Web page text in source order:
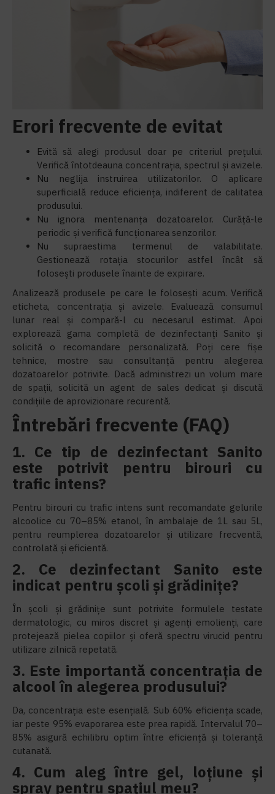
Erori frecvente de evitat
Evită să alegi produsul doar pe criteriul prețului.
Verifică întotdeauna concentrația, spectrul și avizele.
Nu neglija instruirea utilizatorilor. O aplicare
superficială reduce eficiența, indiferent de calitatea
produsului.
Nu ignora mentenanța dozatoarelor. Curăță-le
periodic și verifică funcționarea senzorilor.
Nu supraestima termenul de valabilitate.
Gestionează rotația stocurilor astfel încât să
folosești produsele înainte de expirare.
Analizează produsele pe care le folosești acum. Verifică
eticheta, concentrația și avizele. Evaluează consumul
lunar real și compară-l cu necesarul estimat. Apoi
explorează gama completă de dezinfectanți Sanito și
solicită o recomandare personalizată. Poți cere fișe
tehnice, mostre sau consultanță pentru alegerea
dozatoarelor potrivite. Dacă administrezi un volum mare
de spații, solicită un agent de sales dedicat și discută
condițiile de aprovizionare recurentă.
Întrebări frecvente (FAQ)
1. Ce tip de dezinfectant Sanito
este potrivit pentru birouri cu
trafic intens?
Pentru birouri cu trafic intens sunt recomandate gelurile
alcoolice cu 70–85% etanol, în ambalaje de 1L sau 5L,
pentru reumplerea dozatoarelor și utilizare frecventă,
controlată și eficientă.
2. Ce dezinfectant Sanito este
indicat pentru școli și grădinițe?
În școli și grădinițe sunt potrivite formulele testate
dermatologic, cu miros discret și agenți emolienți, care
protejează pielea copiilor și oferă spectru virucid pentru
utilizare zilnică repetată.
3. Este importantă concentrația de
alcool în alegerea produsului?
Da, concentrația este esențială. Sub 60% eficiența scade,
iar peste 95% evaporarea este prea rapidă. Intervalul 70–
85% asigură echilibru optim între eficiență și toleranță
cutanată.
4. Cum aleg între gel, loțiune și
spray pentru spațiul meu?